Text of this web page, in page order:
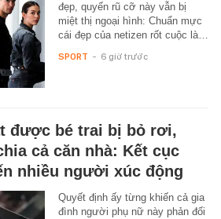
đẹp, quyến rũ cỡ này vẫn bị
miệt thị ngoại hình: Chuẩn mực
cái đẹp của netizen rốt cuộc là…
SPORT - 6 giờ trước
được bé trai bị bỏ rơi,
cả căn nhà: Kết cục
nhiều người xúc động
Quyết định ấy từng khiến cả gia
đình người phụ nữ này phản đối